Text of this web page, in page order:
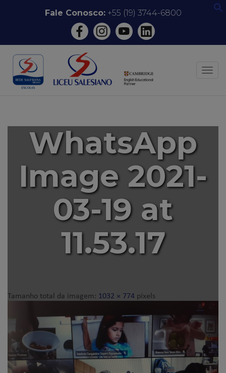
conteúdo
Fale Conosco:+55 (19) 3744-6800
WhatsApp
Image 2021-
03-19 at
11.53.17
Tamanho total da imagem: 1032 × 774 pixels